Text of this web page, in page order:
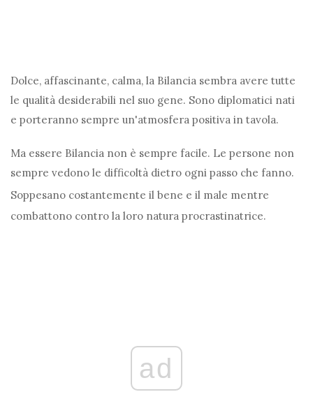
Dolce, affascinante, calma, la Bilancia sembra avere tutte
le qualità desiderabili nel suo gene. Sono diplomatici nati
e porteranno sempre un'atmosfera positiva in tavola.
Ma essere Bilancia non è sempre facile. Le persone non
sempre vedono le difficoltà dietro ogni passo che fanno.
Soppesano costantemente il bene e il male mentre
combattono contro la loro natura procrastinatrice.
ad